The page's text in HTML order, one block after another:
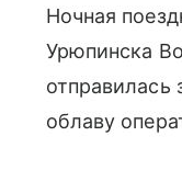
Ночная
Урюпинска
отправилась
облаву